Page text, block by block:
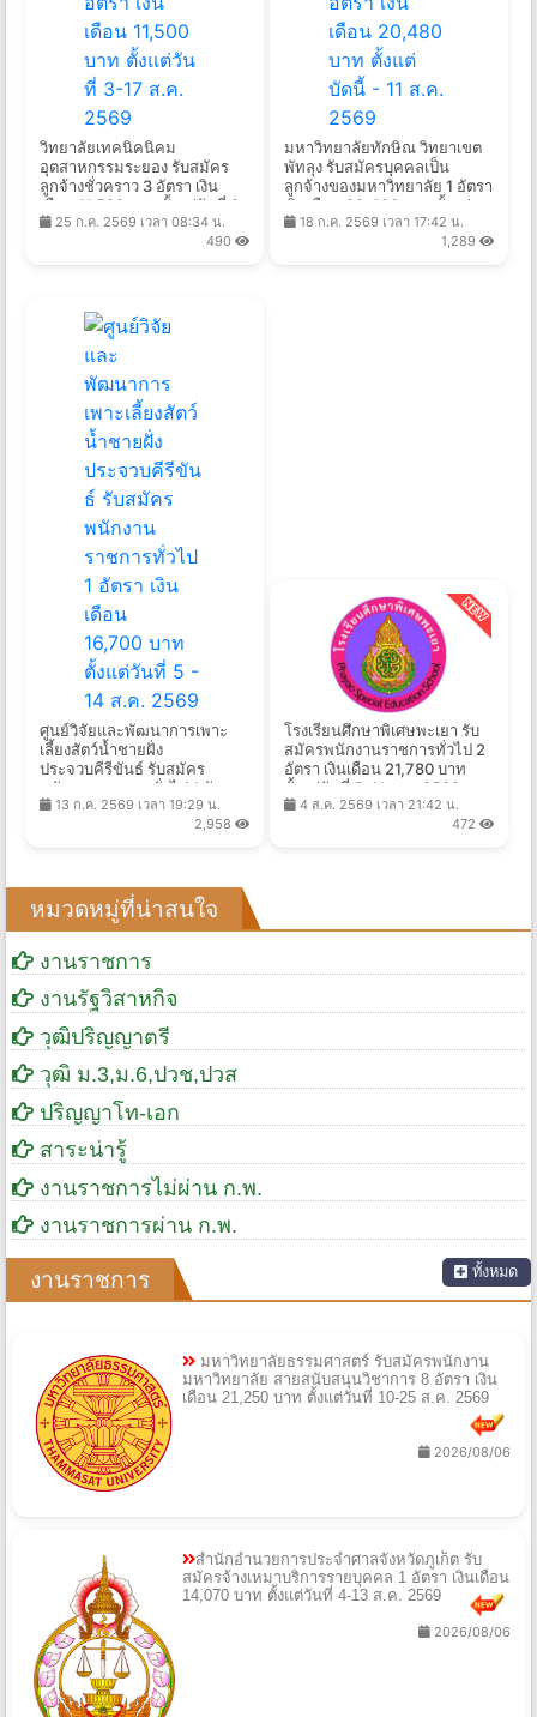
วิทยาลัยเทคนิคนิคม
อุตสาหกรรมระยอง รับสมัคร
ลูกจ้างชั่วคราว 3 อัตรา เงิน
เดือน 11,500 บาท ตั้งแต่วันที่ 3-
17 ส.ค. 2569
25 ก.ค. 2569 เวลา 08:34 น.
490
มหาวิทยาลัยทักษิณ วิทยาเขต
พัทลุง รับสมัครบุคคลเป็น
ลูกจ้างของมหาวิทยาลัย 1 อัตรา
เงินเดือน 20,480 บาท ตั้งแต่
บัดนี้ - 11 ส.ค. 2569
18 ก.ค. 2569 เวลา 17:42 น.
1,289
ศูนย์วิจัยและพัฒนาการเพาะ
เลี้ยงสัตว์น้ำชายฝั่ง
ประจวบคีรีขันธ์ รับสมัคร
พนักงานราชการทั่วไป 1 อัตรา
เงินเดือน 16,700 บาท ตั้งแต่วัน
13 ก.ค. 2569 เวลา 19:29 น.
2,958
โรงเรียนศึกษาพิเศษพะเยา รับ
สมัครพนักงานราชการทั่วไป 2
อัตรา เงินเดือน 21,780 บาท
ตั้งแต่วันที่ 5-11 ส.ค. 2569
4 ส.ค. 2569 เวลา 21:42 น.
472
หมวดหมู่ที่น่าสนใจ
งานราชการ
งานรัฐวิสาหกิจ
วุฒิปริญญาตรี
วุฒิ ม.3,ม.6,ปวช,ปวส
ปริญญาโท-เอก
สาระน่ารู้
งานราชการไม่ผ่าน ก.พ.
งานราชการผ่าน ก.พ.
งานราชการ ทั้งหมด
มหาวิทยาลัยธรรมศาสตร์ รับสมัครพนักงาน
มหาวิทยาลัย สายสนับสนุนวิชาการ 8 อัตรา เงิน
เดือน 21,250 บาท ตั้งแต่วันที่ 10-25 ส.ค. 2569
2026/08/06
สำนักอำนวยการประจำศาลจังหวัดภูเก็ต รับ
สมัครจ้างเหมาบริการรายบุคคล 1 อัตรา เงินเดือน
14,070 บาท ตั้งแต่วันที่ 4-13 ส.ค. 2569
2026/08/06